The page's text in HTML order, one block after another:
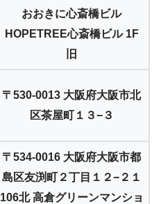
おおきに心斎橋ビル
HOPETREE心斎橋ビル 1F
旧
〒530-0013 大阪府大阪市北
区茶屋町１３−３
〒534-0016 大阪府大阪市都
島区友渕町２丁目１２−２１
106北 高倉グリーンマンショ